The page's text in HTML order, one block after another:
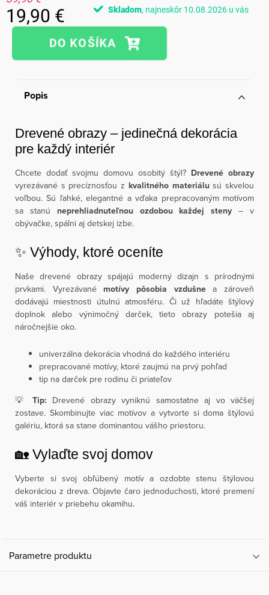
19,90 €
Jednotková
Skladom 10.08.2026
Popis
Drevené obrazy – jedinečná dekorácia
pre každý interiér
Chcete dodať svojmu domovu osobitý štýl? Drevené obrazy
vyrezávané s precíznosťou z kvalitného materiálusú skvelou
voľbou. Sú ľahké, elegantné a vďaka prepracovaným motívom
sa stanú neprehliadnuteľnou ozdobou každej steny – v
obývačke, spálni aj detskej izbe.
✨ Výhody, ktoré oceníte
Naše drevené obrazy spájajú moderný dizajn s prírodnými
prvkami. Vyrezávané motívy pôsobia vzdušnea zároveň
dodávajú miestnosti útulnú atmosféru. Či už hľadáte štýlový
doplnok alebo výnimočný darček, tieto obrazy potešia aj
náročnejšie oko.
univerzálna dekorácia vhodná do každého interiéru
prepracované motívy, ktoré zaujmú na prvý pohľad
tip na darček pre rodinu či priateľov
💡 Tip: Drevené obrazy vyniknú samostatne aj vo väčšej
zostave. Skombinujte viac motívov a vytvorte si doma štýlovú
galériu, ktorá sa stane dominantou vášho priestoru.
🏡 Vylaďte svoj domov
Vyberte si svoj obľúbený motív a ozdobte stenu štýlovou
dekoráciou z dreva. Objavte čaro jednoduchosti, ktoré premení
váš interiér v priebehu okamihu.
Parametre produktu